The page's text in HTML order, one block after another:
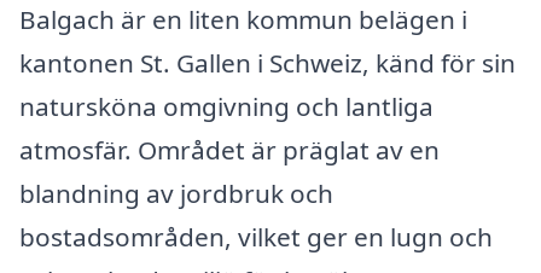
Balgach är en liten kommun belägen i
kantonen St. Gallen i Schweiz, känd för sin
natursköna omgivning och lantliga
atmosfär. Området är präglat av en
blandning av jordbruk och
bostadsområden, vilket ger en lugn och